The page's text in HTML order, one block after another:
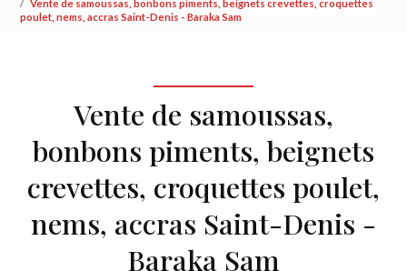
Vente de samoussas, bonbons piments, beignets crevettes, croquettes
poulet, nems, accras Saint-Denis - Baraka Sam
Vente de samoussas,
bonbons piments, beignets
crevettes, croquettes poulet,
nems, accras Saint-Denis -
Baraka Sam